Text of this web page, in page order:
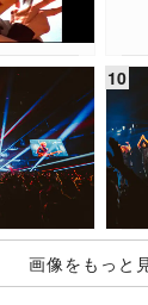
画像をもっと